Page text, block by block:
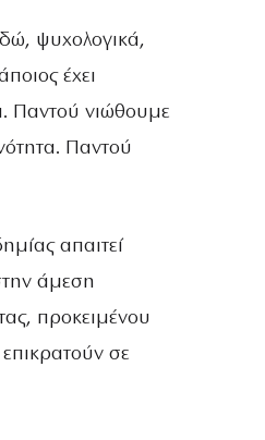
ψυχολογικά,
έχει
Παντού νιώθουμε
Παντού
απαιτεί
άμεση
προκειμένου
σε